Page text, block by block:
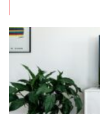
eeuw woongeschiedenis.